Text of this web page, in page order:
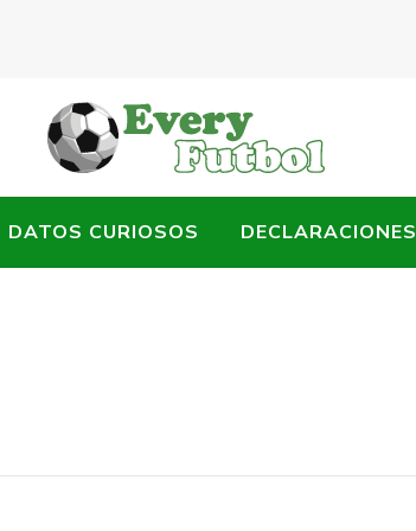
DATOS CURIOSOS DECLARACIONES